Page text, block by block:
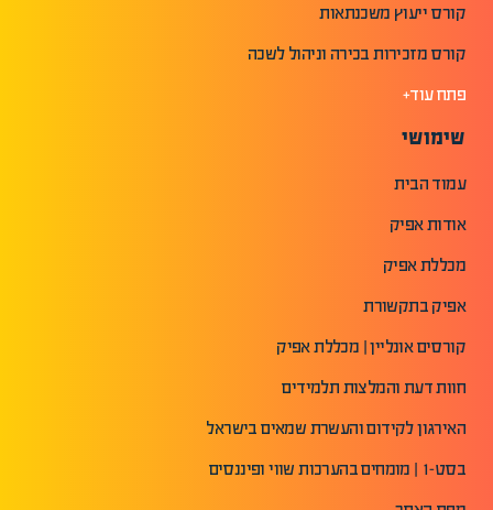
קורס ייעוץ משכנתאות
קורס מזכירות בכירה וניהול לשכה
פתח עוד+
שימושי
עמוד הבית
אודות אפיק
מכללת אפיק
אפיק בתקשורת
קורסים אונליין | מכללת אפיק
חוות דעת והמלצות תלמידים
האירגון לקידום והעשרת שמאים בישראל
בסט-1 | מומחים בהערכות שווי ופיננסים